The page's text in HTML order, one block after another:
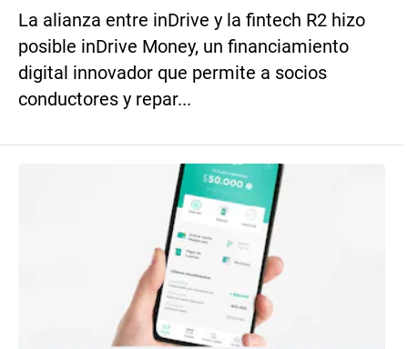
La alianza entre inDrive y la fintech R2 hizo
posible inDrive Money, un financiamiento
digital innovador que permite a socios
conductores y repar...